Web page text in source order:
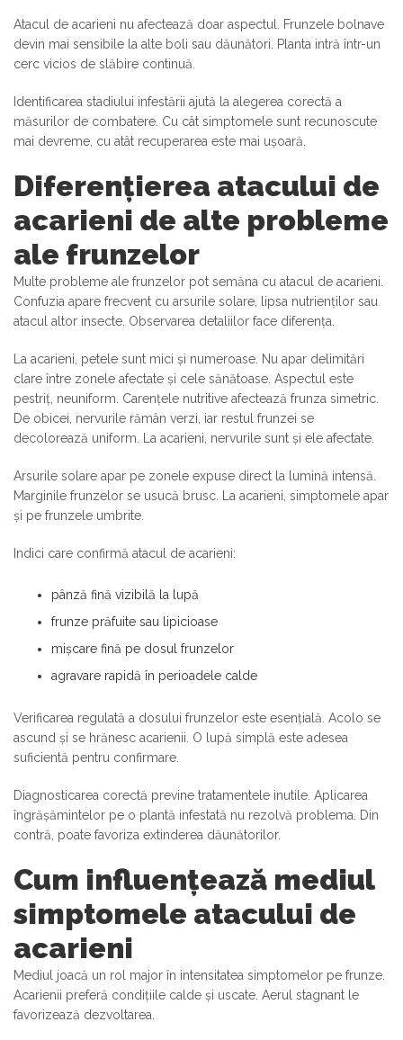
Atacul de acarieni nu afectează doar aspectul. Frunzele bolnave
devin mai sensibile la alte boli sau dăunători. Planta intră într-un
cerc vicios de slăbire continuă.
Identificarea stadiului infestării ajută la alegerea corectă a
măsurilor de combatere. Cu cât simptomele sunt recunoscute
mai devreme, cu atât recuperarea este mai ușoară.
Diferențierea atacului de
acarieni de alte probleme
ale frunzelor
Multe probleme ale frunzelor pot semăna cu atacul de acarieni.
Confuzia apare frecvent cu arsurile solare, lipsa nutrienților sau
atacul altor insecte. Observarea detaliilor face diferența.
La acarieni, petele sunt mici și numeroase. Nu apar delimitări
clare între zonele afectate și cele sănătoase. Aspectul este
pestriț, neuniform. Carențele nutritive afectează frunza simetric.
De obicei, nervurile rămân verzi, iar restul frunzei se
decolorează uniform. La acarieni, nervurile sunt și ele afectate.
Arsurile solare apar pe zonele expuse direct la lumină intensă.
Marginile frunzelor se usucă brusc. La acarieni, simptomele apar
și pe frunzele umbrite.
Indici care confirmă atacul de acarieni:
pânză fină vizibilă la lupă
frunze prăfuite sau lipicioase
mișcare fină pe dosul frunzelor
agravare rapidă în perioadele calde
Verificarea regulată a dosului frunzelor este esențială. Acolo se
ascund și se hrănesc acarienii. O lupă simplă este adesea
suficientă pentru confirmare.
Diagnosticarea corectă previne tratamentele inutile. Aplicarea
îngrășămintelor pe o plantă infestată nu rezolvă problema. Din
contră, poate favoriza extinderea dăunătorilor.
Cum influențează mediul
simptomele atacului de
acarieni
Mediul joacă un rol major în intensitatea simptomelor pe frunze.
Acarienii preferă condițiile calde și uscate. Aerul stagnant le
favorizează dezvoltarea.